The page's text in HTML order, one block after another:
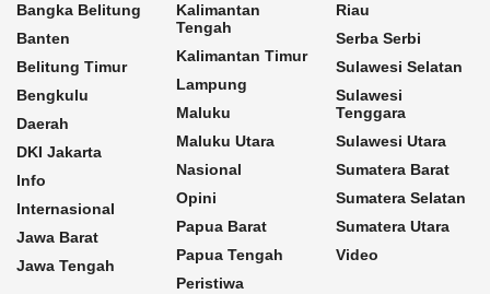
Bangka Belitung
Banten
Belitung Timur
Bengkulu
Daerah
DKI Jakarta
Info
Internasional
Jawa Barat
Jawa Tengah
Kalimantan
Tengah
Kalimantan Timur
Lampung
Maluku
Maluku Utara
Nasional
Opini
Papua Barat
Papua Tengah
Peristiwa
Riau
Serba Serbi
Sulawesi Selatan
Sulawesi
Tenggara
Sulawesi Utara
Sumatera Barat
Sumatera Selatan
Sumatera Utara
Video